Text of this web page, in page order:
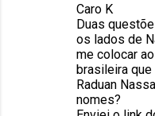
Caro K
Duas
os lados de
me colocar
brasileira
Raduan
nomes?